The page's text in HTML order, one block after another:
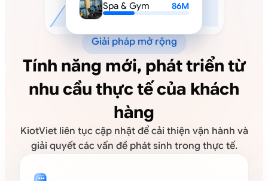
Spa & Gym 86M
Giải pháp mở rộng
Tính năng mới, phát triển từ
nhu cầu thực tế của khách
hàng
KiotViet liên tục cập nhật để cải thiện vận hành và
giải quyết các vấn đề phát sinh trong thực tế.